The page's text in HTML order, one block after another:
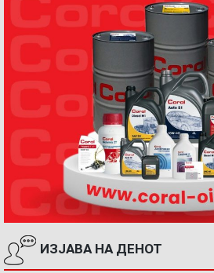
ИЗЈАВА НА ДЕНОТ